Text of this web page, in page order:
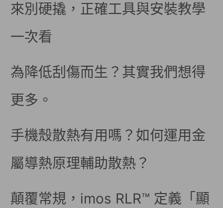
來別硬撬，正確工具與安裝教學
一次看
為降低刮傷而生？其實我們想得
更多。
手機殼散熱有用嗎？如何運用金
屬導熱原理輔助散熱？
顛覆常規，imos RLR™ 定義「顯